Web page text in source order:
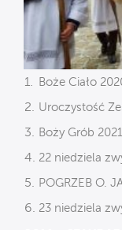
Boże Ciało
Uroczystość
Boży Grób 2021
22 niedziela
POGRZEB O.
23 niedziela